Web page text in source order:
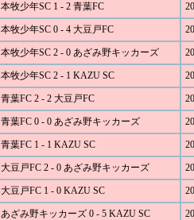
本牧少年SC 1 - 2 青葉FC
本牧少年SC 0 - 4 大豆戸FC
本牧少年SC 2 - 0 あざみ野キッカーズ
本牧少年SC 2 - 1 KAZU SC
青葉FC 2 - 2 大豆戸FC
青葉FC 0 - 0 あざみ野キッカーズ
青葉FC 1 - 1 KAZU SC
大豆戸FC 2 - 0 あざみ野キッカーズ
大豆戸FC 1 - 0 KAZU SC
あざみ野キッカーズ 0 - 5 KAZU SC